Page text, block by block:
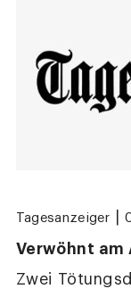
Tagesanzeiger
Verwöhnt am
Zwei